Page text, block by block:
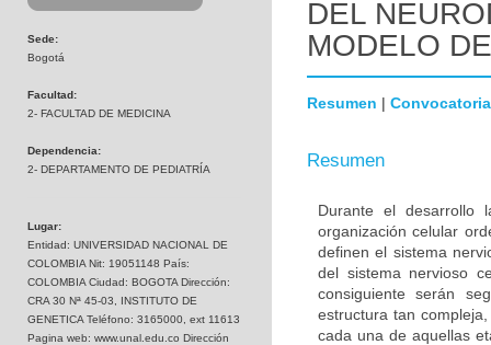
Sede:
Bogotá
Facultad:
2- FACULTAD DE MEDICINA
Dependencia:
2- DEPARTAMENTO DE PEDIATRÍA
Lugar:
Entidad: UNIVERSIDAD NACIONAL DE
COLOMBIA Nit: 19051148 País:
COLOMBIA Ciudad: BOGOTA Dirección:
CRA 30 Nª 45-03, INSTITUTO DE
GENETICA Teléfono: 3165000, ext 11613
Pagina web: www.unal.edu.co Dirección
DEL
MODELO
Resumen | Convocatoria
Resumen
Durante el desarrollo
organización celular
definen el sistema
del sistema nervioso
consiguiente serán
estructura tan
cada una de aquellas